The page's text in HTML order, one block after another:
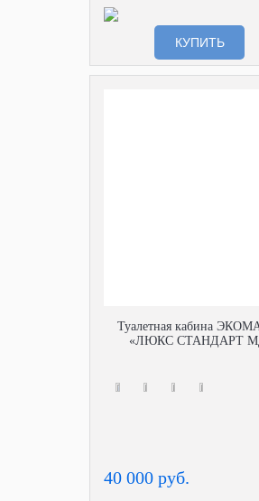
КУПИТЬ
Туалетная кабина
«ЛЮКС СТАНДАРТ
40 000 руб.